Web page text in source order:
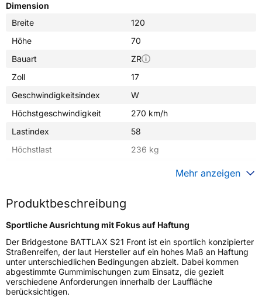
Dimension
Breite
120
Höhe
70
Bauart
ZR
Zoll
17
Geschwindigkeitsindex
W
Höchstgeschwindigkeit
270 km/h
Lastindex
58
Höchstlast
236 kg
Fahrzeugtyp
Verwendung
Sommerreifen
Modellname
BATTLAX S21 FRONT J
Reifenposition
Front
Motorradtyp
Sport
Mehr anzeigen
Produktbeschreibung
Sportliche Ausrichtung mit Fokus auf Haftung
Der Bridgestone BATTLAX S21 Front ist ein sportlich konzipierter
Straßenreifen, der laut Hersteller auf ein hohes Maß an Haftung
unter unterschiedlichen Bedingungen abzielt. Dabei kommen
abgestimmte Gummimischungen zum Einsatz, die gezielt
verschiedene Anforderungen innerhalb der Lauffläche
berücksichtigen.